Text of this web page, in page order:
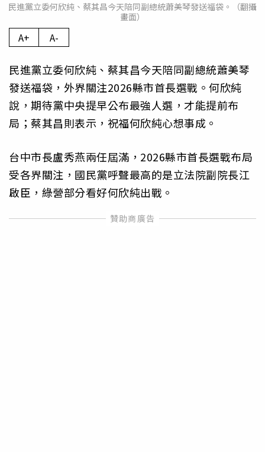
民進黨立委何欣純、蔡其昌今天陪同副總統蕭美琴發送福袋。（翻攝
畫面）
A+ A-
民進黨立委何欣純、蔡其昌今天陪同副總統蕭美琴
發送福袋，外界關注2026縣市首長選戰。何欣純
說，期待黨中央提早公布最強人選，才能提前布
局；蔡其昌則表示，祝福何欣純心想事成。
台中市長盧秀燕兩任屆滿，2026縣市首長選戰布局
受各界關注，國民黨呼聲最高的是立法院副院長江
啟臣，綠營部分看好何欣純出戰。